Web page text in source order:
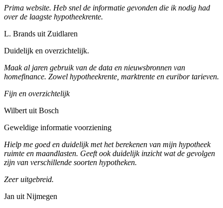
Prima website. Heb snel de informatie gevonden die ik nodig had
over de laagste hypotheekrente.
L. Brands uit Zuidlaren
Duidelijk en overzichtelijk.
Maak al jaren gebruik van de data en nieuwsbronnen van
homefinance. Zowel hypotheekrente, marktrente en euribor tarieven.
Fijn en overzichtelijk
Wilbert uit Bosch
Geweldige informatie voorziening
Hielp me goed en duidelijk met het berekenen van mijn hypotheek
ruimte en maandlasten. Geeft ook duidelijk inzicht wat de gevolgen
zijn van verschillende soorten hypotheken.
Zeer uitgebreid.
Jan uit Nijmegen